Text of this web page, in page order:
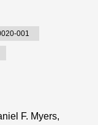
001
F. Myers,